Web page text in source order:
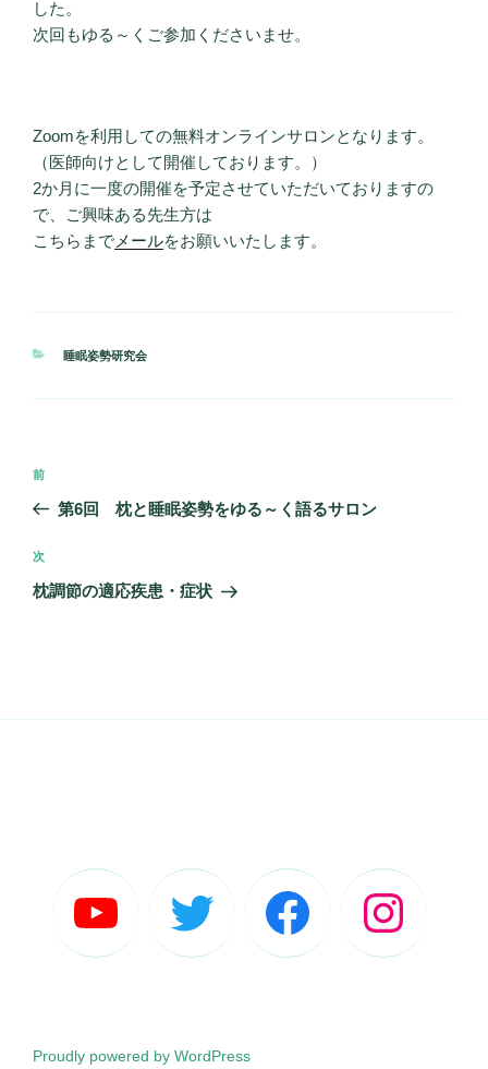
した。
次回もゆる～くご参加くださいませ。
Zoomを利用しての無料オンラインサロンとなります。
（医師向けとして開催しております。）
2か月に一度の開催を予定させていただいておりますの
で、ご興味ある先生方は
こちらまで メールをお願いいたします。
カ
睡眠姿勢研究会
投
ビ
ゲ
前
の
稿
前
第6回 枕と睡眠姿勢をゆる～く語るサロン
次
の
次
枕調節の適応疾患・症状
Proudly powered by WordPress